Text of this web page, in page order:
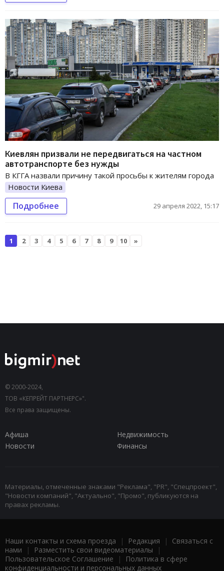
Киевлян призвали не передвигаться на частном
автотранспорте без нужды
В КГГА назвали причину такой просьбы к жителям города
Новости Киева
Подробнее 29 апреля 2022, 15:17
1 2 3 4 5 6 7 8 9 10 »
© 2000-2024,
ТОВ «КЕПРЕЙТ ПАРТНЕРС»".
Все права защищены.
Афиша
Недвижимость
Новости
Финансы
Материалы, отмеченные знаками "Реклама", "PR", "Спецпроект",
"Новости компаний", "Актуально", "Промо", публикуются на
правах рекламы.
Наши контакты и схема проезда | Редакция | Связаться с
нами | Разместить свои видеоматериалы |
Пользовательское Соглашение |
Политика в сфере
конфиденциальности и персональных данных